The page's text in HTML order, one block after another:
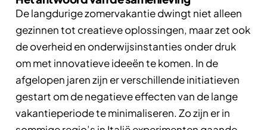
De langdurige zomervakantie dwingt niet alleen
gezinnen tot creatieve oplossingen, maar zet ook
de overheid en onderwijsinstanties onder druk
om met innovatieve ideeën te komen. In de
afgelopen jaren zijn er verschillende initiatieven
gestart om de negatieve effecten van de lange
vakantieperiode te minimaliseren. Zo zijn er in